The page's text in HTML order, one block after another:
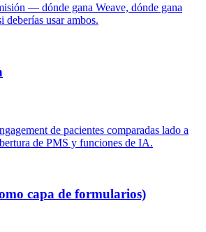
— dónde gana Weave, dónde gana
deberías usar ambos.
de pacientes comparadas lado a
de PMS y funciones de IA.
capa de formularios)